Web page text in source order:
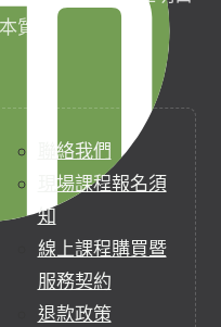
質。
聯絡我們
現場課程報名須
知
線上課程購買暨
服務契約
退款政策